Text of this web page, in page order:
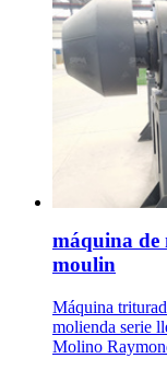
máquina de
moulin
Máquina
molienda serie
Molino